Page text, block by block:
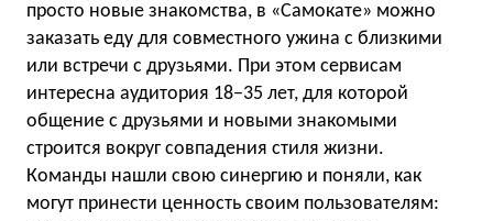
просто новые знакомства, в «Самокате» можно
заказать еду для совместного ужина с близкими
или встречи с друзьями. При этом сервисам
интересна аудитория 18−35 лет, для которой
общение с друзьями и новыми знакомыми
строится вокруг совпадения стиля жизни.
Команды нашли свою синергию и поняли, как
могут принести ценность своим пользователям: